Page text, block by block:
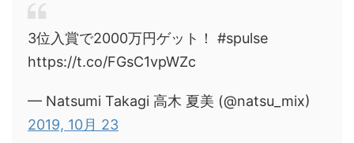
3位入賞で2000万円ゲット！ #spulse
https://t.co/FGsC1vpWZc
— Natsumi Takagi 高木 夏美 (@natsu_mix)
2019, 10月 23